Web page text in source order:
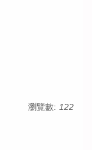
瀏覽數: 122